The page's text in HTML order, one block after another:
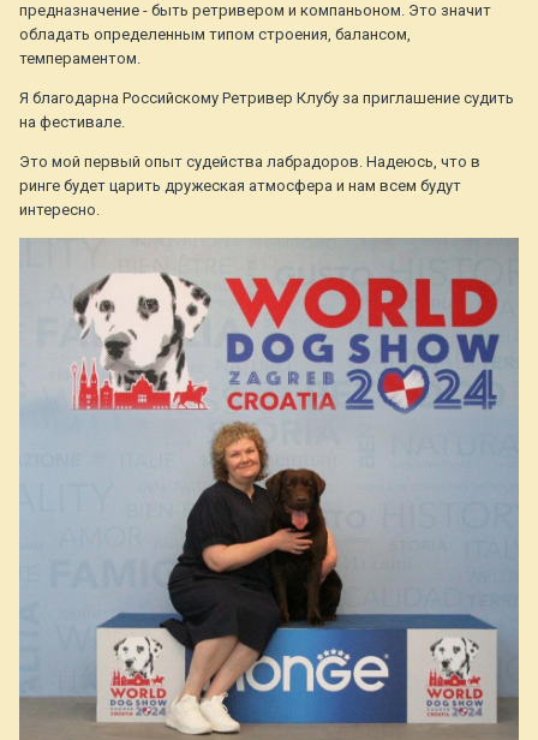
предназначение - быть ретривером и компаньоном. Это значит
обладать определенным типом строения, балансом,
темпераментом.
Я благодарна Российскому Ретривер Клубу за приглашение судить
на фестивале.
Это мой первый опыт судейства лабрадоров. Надеюсь, что в
ринге будет царить дружеская атмосфера и нам всем будут
интересно.